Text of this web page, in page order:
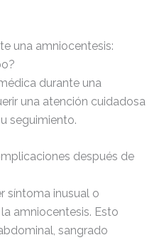
una amniocentesis:
durante una
una atención cuidadosa
seguimiento.
después de
síntoma inusual o
amniocentesis. Esto
sangrado